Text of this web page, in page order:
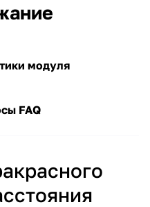
модуля
FAQ